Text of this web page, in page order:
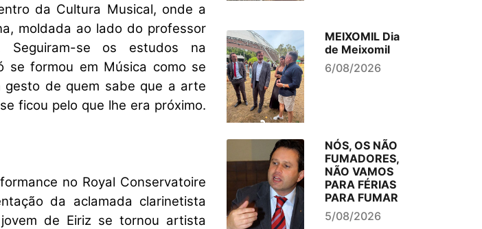
da Cultura Musical, onde a
moldada ao lado do professor
se os estudos na
se formou em Música como se
gesto de quem sabe que a arte
ficou pelo que lhe era próximo.
no Royal Conservatoire
da aclamada clarinetista
de Eiriz se tornou artista
MEIXOMIL Dia
de Meixomil
6/08/2026
NÓS, OS NÃO
FUMADORES,
NÃO VAMOS
PARA FÉRIAS
PARA FUMAR
5/08/2026